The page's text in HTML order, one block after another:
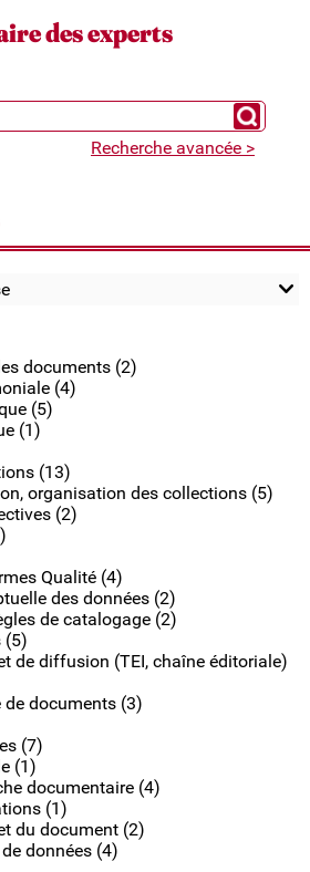
des experts
Chercher
Recherche avancée >
documents (2)
(4)
(5)
(1)
(13)
organisation des collections (5)
(2)
Qualité (4)
des données (2)
de catalogage (2)
(5)
de diffusion (TEI, chaîne éditoriale)
de documents (3)
(7)
(1)
documentaire (4)
(1)
du document (2)
données (4)